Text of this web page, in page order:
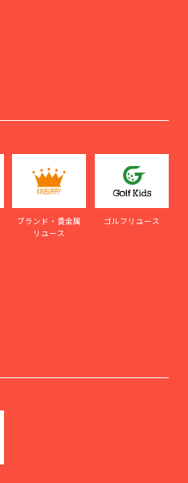
ブランド・貴金属
リユース
ゴルフリユース